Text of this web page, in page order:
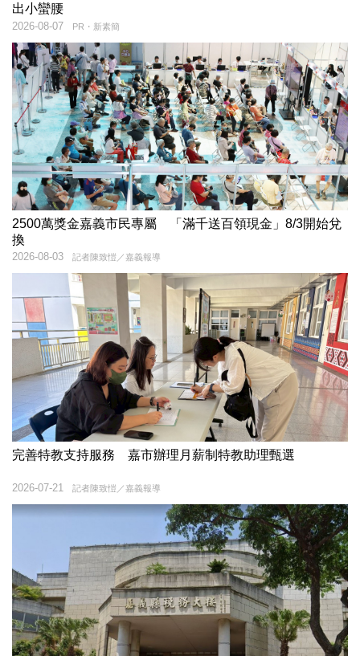
出小蠻腰
PR・新素簡
2026-08-07
2500萬獎金嘉義市民專屬 「滿千送百領現金」8/3開始兌
換
記者陳致愷／嘉義報導
2026-08-03
完善特教支持服務 嘉市辦理月薪制特教助理甄選
記者陳致愷／嘉義報導
2026-07-21